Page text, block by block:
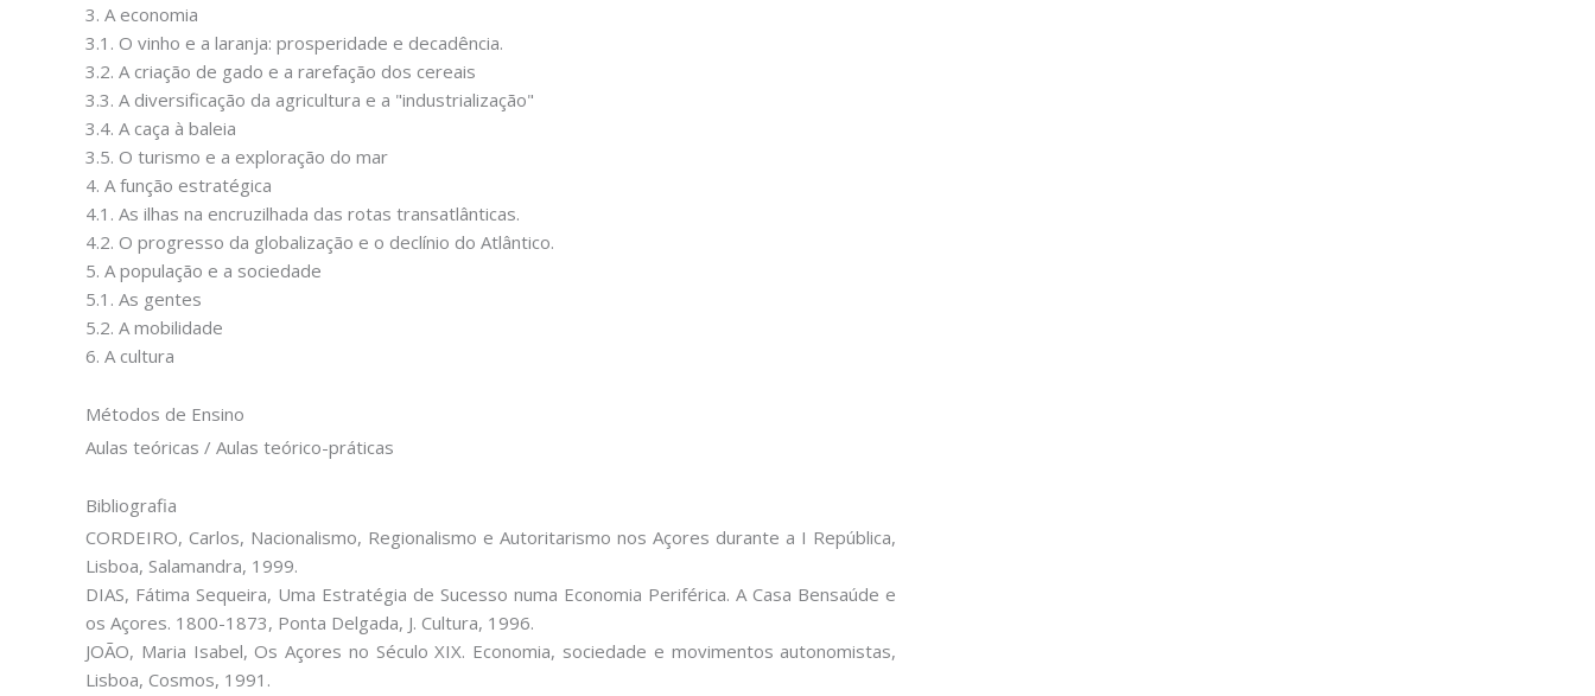
3. A economia
3.1. O vinho e a laranja: prosperidade e decadência.
3.2. A criação de gado e a rarefação dos cereais
3.3. A diversificação da agricultura e a "industrialização"
3.4. A caça à baleia
3.5. O turismo e a exploração do mar
4. A função estratégica
4.1. As ilhas na encruzilhada das rotas transatlânticas.
4.2. O progresso da globalização e o declínio do Atlântico.
5. A população e a sociedade
5.1. As gentes
5.2. A mobilidade
6. A cultura
Métodos de Ensino
Aulas teóricas / Aulas teórico-práticas
Bibliografia
CORDEIRO, Carlos, Nacionalismo, Regionalismo e Autoritarismo nos Açores durante a I República,
Lisboa, Salamandra, 1999.
DIAS, Fátima Sequeira, Uma Estratégia de Sucesso numa Economia Periférica. A Casa Bensaúde e
os Açores. 1800-1873, Ponta Delgada, J. Cultura, 1996.
JOÃO, Maria Isabel, Os Açores no Século XIX. Economia, sociedade e movimentos autonomistas,
Lisboa, Cosmos, 1991.